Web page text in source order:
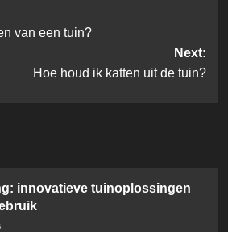
van een tuin?
Next:
Hoe houd ik katten uit de tuin?
innovatieve tuinoplossingen